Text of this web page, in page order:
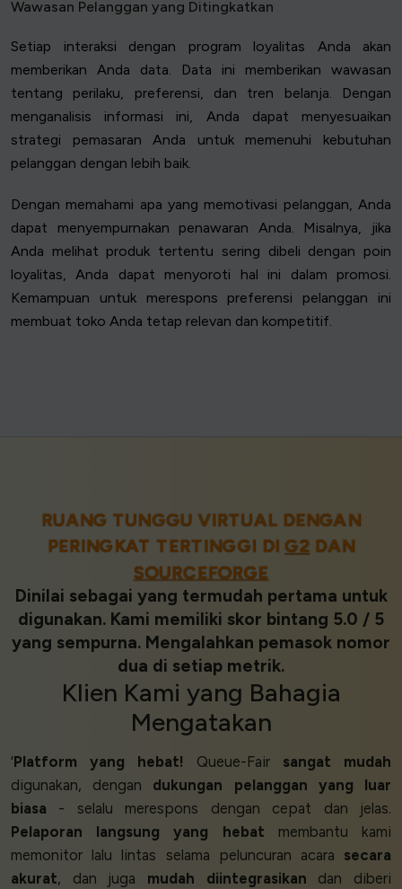
Wawasan Pelanggan yang Ditingkatkan
Setiap interaksi dengan program loyalitas Anda akan
memberikan Anda data. Data ini memberikan wawasan
tentang perilaku, preferensi, dan tren belanja. Dengan
menganalisis informasi ini, Anda dapat menyesuaikan
strategi pemasaran Anda untuk memenuhi kebutuhan
pelanggan dengan lebih baik.
Dengan memahami apa yang memotivasi pelanggan, Anda
dapat menyempurnakan penawaran Anda. Misalnya, jika
Anda melihat produk tertentu sering dibeli dengan poin
loyalitas, Anda dapat menyoroti hal ini dalam promosi.
Kemampuan untuk merespons preferensi pelanggan ini
membuat toko Anda tetap relevan dan kompetitif.
RUANG TUNGGU VIRTUAL DENGAN
PERINGKAT TERTINGGI DI G2DAN
SOURCEFORGE
Dinilai sebagai yang termudah pertama untuk
digunakan. Kami memiliki skor bintang 5.0 / 5
yang sempurna. Mengalahkan pemasok nomor
dua di setiap metrik.
Klien Kami yang Bahagia
Mengatakan
‘Platform yang hebat! Queue-Fair sangat mudah
digunakan, dengan dukungan pelanggan yang luar
biasa - selalu merespons dengan cepat dan jelas.
Pelaporan langsung yang hebat membantu kami
memonitor lalu lintas selama peluncuran acara secara
akurat, dan juga mudah diintegrasikan dan diberi